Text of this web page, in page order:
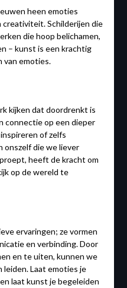
heen emoties
Schilderijen die
die hoop belichamen,
– kunst is een krachtig
van emoties.
kijken dat doordrenkt is
connectie op een dieper
of zelfs
onszelf die we liever
heeft de kracht om
op de wereld te
ervaringen; ze vormen
en verbinding. Door
en te uiten, kunnen we
leiden. Laat emoties je
laat kunst je begeleiden